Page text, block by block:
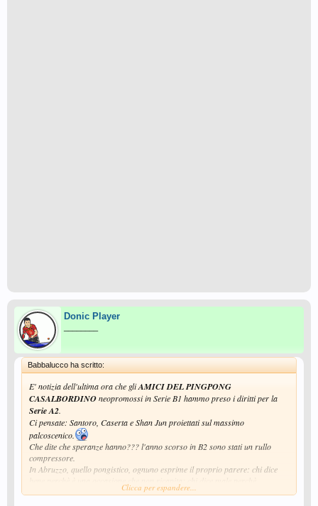
Donic Player
Babbalucco ha scritto:
E' notizia dell'ultima ora che gliAMICI DEL PINGPONG
CASALBORDINOneopromossi in Serie B1 hammo preso i diritti per la
Serie A2.
Ci pensate: Santoro, Caserta e Shan Jun proiettati sul massimo
palcoscenico.
Che dite che speranze hanno??? l'anno scorso in B2 sono stati un rullo
compressore.
In Abruzzo, quello pongistico, ognuno esprime il proprio parere: chi dice
Clicca per espandere...